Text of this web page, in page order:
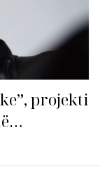
projekti